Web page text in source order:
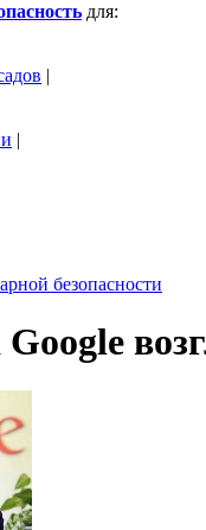
для:
|
|
безопасности
Google